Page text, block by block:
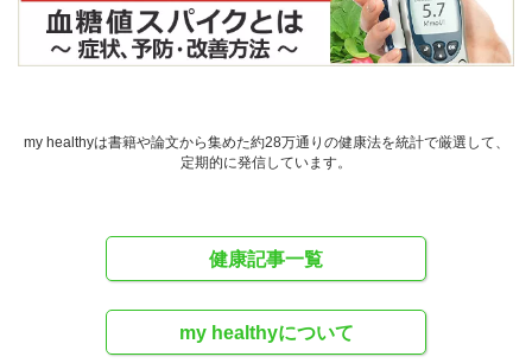
my healthyは書籍や論文から集めた約28万通りの健康法を統計で厳選して、
定期的に発信しています。
健康記事一覧
my healthyについて